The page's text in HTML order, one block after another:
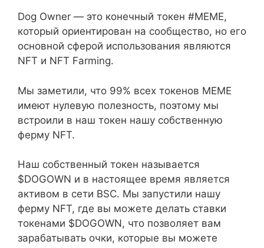
Dog Owner — это конечный токен #MEME,
который ориентирован на сообщество, но его
основной сферой использования являются
NFT и NFT Farming.
Мы заметили, что 99% всех токенов MEME
имеют нулевую полезность, поэтому мы
встроили в наш токен нашу собственную
ферму NFT.
Наш собственный токен называется
$DOGOWN и в настоящее время является
активом в сети BSC. Мы запустили нашу
ферму NFT, где вы можете делать ставки
токенами $DOGOWN, что позволяет вам
зарабатывать очки, которые вы можете